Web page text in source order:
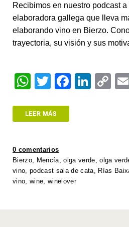
Recibimos en nuestro podcast
elaboradora gallega que lleva
elaborando vino en Bierzo.
trayectoria, su visión y sus
W
at
A
p
p
T
tt
F
o
o
Li
n
C
n
k
LEER MÁS
0 comentarios
Bierzo, Mencía,olga verde,olga
vino, podcast sala de cata, Rías
vino, wine, winelover